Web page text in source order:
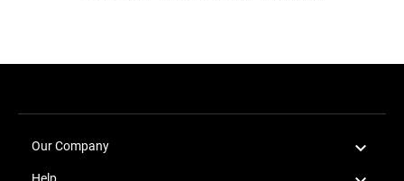
Our Company 